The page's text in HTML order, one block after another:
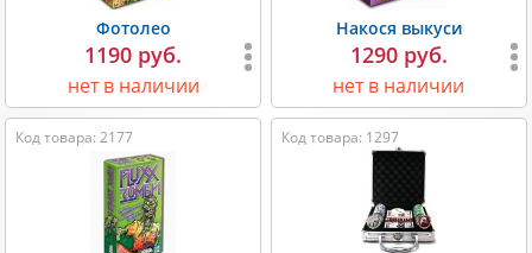
Фотолео
1190 руб.
нет в наличии
Накося выкуси
1290 руб.
нет в наличии
Код товара: 2177 Код товара: 1297